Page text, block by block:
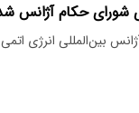
شورای حکام آژانس
بین‌المللی انرژی